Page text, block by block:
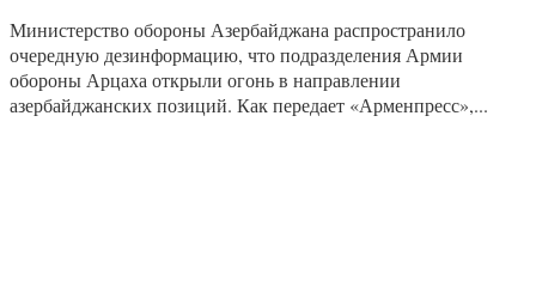
Министерство обороны Азербайджана распространило
очередную дезинформацию, что подразделения Армии
обороны Арцаха открыли огонь в направлении
азербайджанских позиций. Как передает «Арменпресс»,...